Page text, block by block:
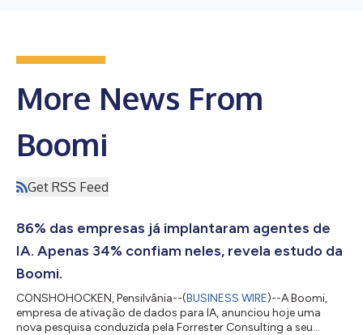
More News From
Boomi
Get RSS Feed
86% das empresas já implantaram agentes de
IA. Apenas 34% confiam neles, revela estudo da
Boomi.
CONSHOHOCKEN, Pensilvânia--(BUSINESS WIRE)--A Boomi,
empresa de ativação de dados para IA, anunciou hoje uma
nova pesquisa conduzida pela Forrester Consulting a seu